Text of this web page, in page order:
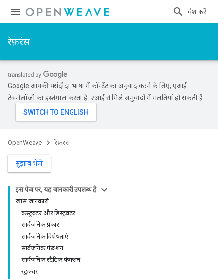
प्रवेश करें
रेफ़रंस
Google आपकी पसंदीदा भाषा में कॉन्टेंट का अनुवाद करने के लिए, एआई
टेक्नोलॉजी का इस्तेमाल करता है. एआई से मिले अनुवादों में गलतियां हो सकती हैं.
OpenWeave रेफ़रंस
सुझाव भेजें
इस पेज पर, यह जानकारी उपलब्ध है
खास जानकारी
कंस्ट्रक्टर और डिस्ट्रक्टर
सार्वजनिक प्रकार
सार्वजनिक विशेषताएं
सार्वजनिक फ़ंक्शन
सार्वजनिक स्टैटिक फ़ंक्शन
स्ट्रक्चर